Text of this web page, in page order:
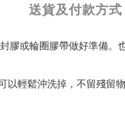
送貨及付款方式
或輪圈膠帶做好準備。
以輕鬆沖洗掉，不留殘留